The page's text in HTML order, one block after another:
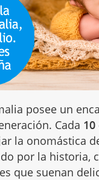
posee un
Cada
la onomástica
por la historia,
que suenan